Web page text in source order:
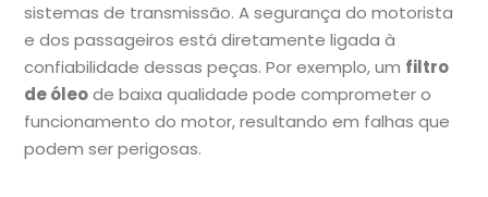
sistemas de transmissão. A segurança do motorista
e dos passageiros está diretamente ligada à
confiabilidade dessas peças. Por exemplo, um filtro
de óleode baixa qualidade pode comprometer o
funcionamento do motor, resultando em falhas que
podem ser perigosas.